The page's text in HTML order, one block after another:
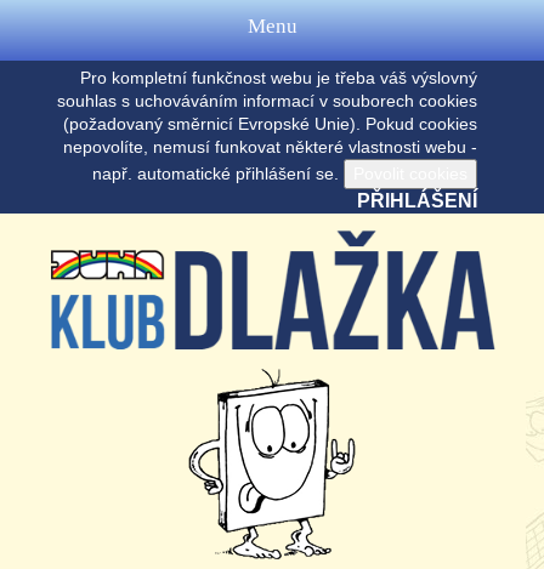
Pro kompletní funkčnost webu je třeba váš výslovný
souhlas s uchováváním informací v souborech cookies
(požadovaný směrnicí Evropské Unie). Pokud cookies
nepovolíte, nemusí funkovat některé vlastnosti webu -
např. automatické přihlášení se.
PŘIHLÁŠENÍ